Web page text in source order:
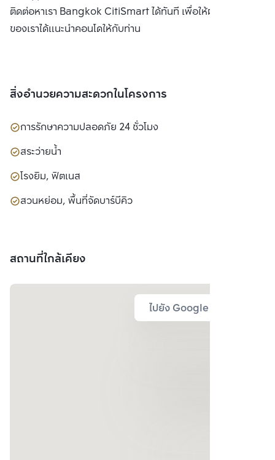
ติดต่อหาเรา Bangkok CitiSmart ได้ทันที เพื่อให้ผู้เชี่ยวชาญ
ของเราได้แนะนำคอนโดให้กับท่าน
สิ่งอำนวยความสะดวกในโครงการ
การรักษาความปลอดภัย 24 ชั่วโมง
สระว่ายน้ำ
โรงยิม, ฟิตเนส
สวนหย่อม, พื้นที่จัดบาร์บีคิว
สถานที่ใกล้เคียง
ไปยัง Google Map